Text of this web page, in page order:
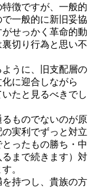
徴ですが、一般的
一般的に新旧妥協
せっかく革命的動
切り行為と思い不
うに、旧支配層の
に迎合しながら
たと見るべきでし
ものでないのが原
実利でずっと対立
ったもの勝ち・中
まで続きます）対
。
持つし、貴族の方